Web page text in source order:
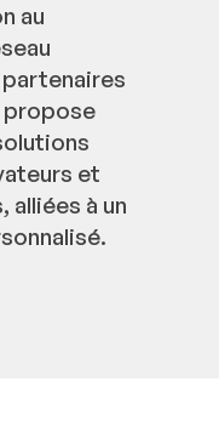
au
partenaires
propose
et
à un